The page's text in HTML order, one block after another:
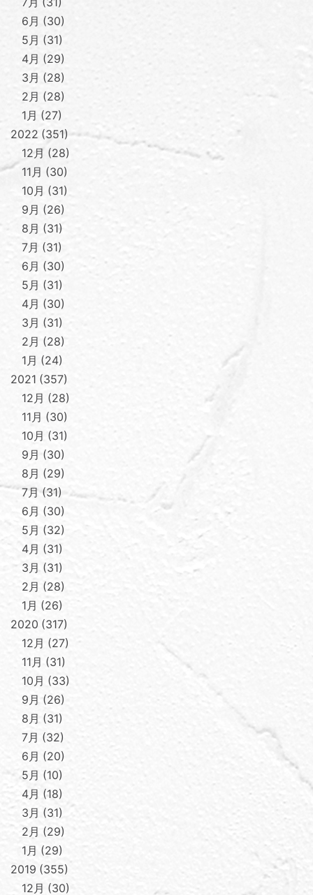
6月
30
5月
31
4月
29
3月
28
2月
28
1月
27
2022 351
12月
28
11月
30
10月
31
9月
26
8月
31
7月
31
6月
30
5月
31
4月
30
3月
31
2月
28
1月
24
2021 357
12月
28
11月
30
10月
31
9月
30
8月
29
7月 31
6月
30
5月
32
4月
31
3月
31
2月
28
1月
26
2020 317
12月
27
11月
31
10月
33
9月
26
8月
31
7月
32
6月
20
5月
10
4月
18
3月
31
2月
29
1月
29
2019 355
12月
30